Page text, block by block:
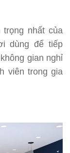
nhất của
dùng để tiếp
gian nghỉ
viên trong gia